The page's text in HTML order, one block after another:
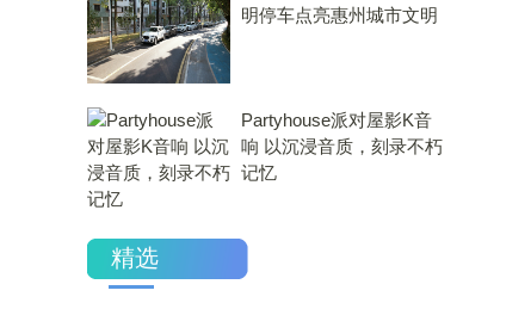
明停车点亮惠州城市文明
Partyhouse派对屋影K音
响 以沉浸音质，刻录不朽
记忆
精选